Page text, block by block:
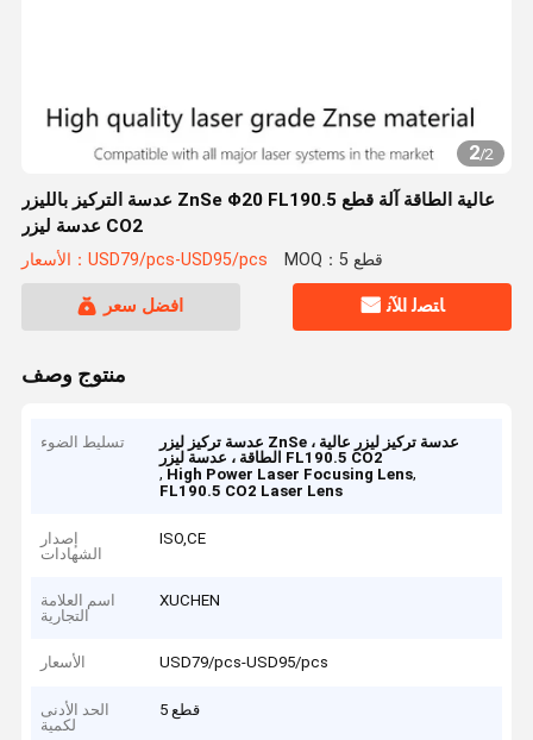
2/2
عدسة التركيز بالليزر ZnSe Φ20 FL190.5 عالية الطاقة آلة قطع
عدسة ليزر CO2
الأسعار：USD79/pcs-USD95/pcs MOQ：5 قطع
افضل سعر ﺎﺘﺼﻟ ﺍﻶﻧ
منتوج وصف
تسليط الضوء
عدسة تركيز ليزر ZnSe ، عدسة تركيز ليزر عالية
الطاقة ، عدسة ليزر FL190.5 CO2
, High Power Laser Focusing Lens,
FL190.5 CO2 Laser Lens
إصدار
الشهادات
ISO,CE
اسم العلامة
التجارية
XUCHEN
الأسعار USD79/pcs-USD95/pcs
الحد الأدنى
لكمية
5 قطع